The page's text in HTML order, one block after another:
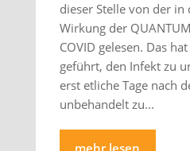
dieser Stelle von der in
Wirkung der
COVID gelesen. Das
geführt, den Infekt zu
erst etliche Tage nach
unbehandelt zu...
mehr lesen